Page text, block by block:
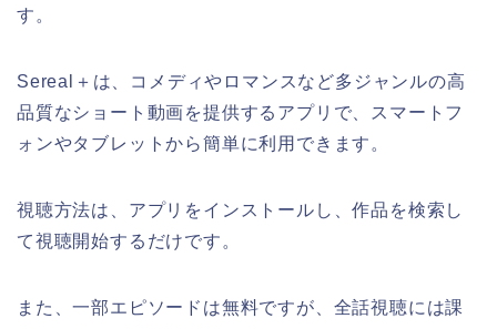
す。
Sereal＋は、コメディやロマンスなど多ジャンルの高
品質なショート動画を提供するアプリで、スマートフ
ォンやタブレットから簡単に利用できます。
視聴方法は、アプリをインストールし、作品を検索し
て視聴開始するだけです。
また、一部エピソードは無料ですが、全話視聴には課